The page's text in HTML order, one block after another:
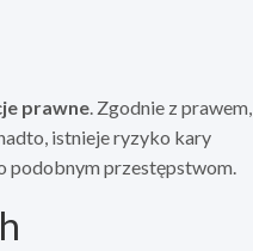
prawne. Zgodnie z prawem,
istnieje ryzyko kary
podobnym przestępstwom.